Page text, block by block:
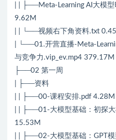
| | ├──Meta-Learning AI大模
9.62M
| | └──视频右下角资料.txt
| └──01.开营直播-Meta-
与竞争力.vip_ev.mp4 379.17M
├──02 第一周
| ├──资料
| | ├──00-课程安排.pdf 4.28M
| | ├──01-大模型基础：初探
15.53M
| | ├──02-大模型基础：GPT